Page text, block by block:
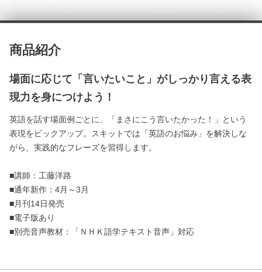
商品紹介
場面に応じて「言いたいこと」がしっかり言える表
現力を身につけよう！
英語を話す場面例ごとに、「まさにこう言いたかった！」という
表現をピックアップ。スキットでは「英語のお悩み」を解決しな
がら、実践的なフレーズを習得します。
■講師：工藤洋路
■通年新作：4月～3月
■月刊14日発売
■電子版あり
■別売音声教材：「ＮＨＫ語学テキスト音声」対応